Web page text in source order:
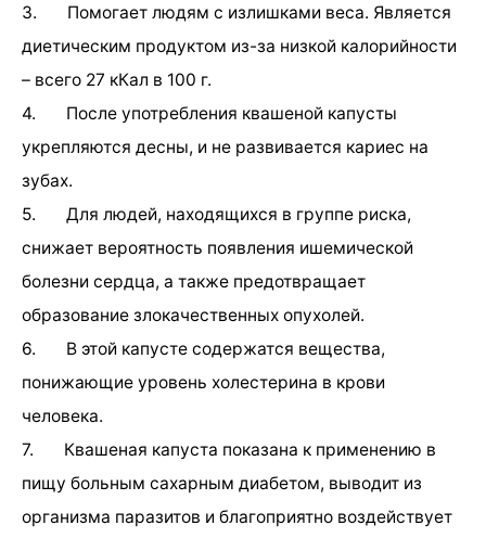
3. Помогает людям с излишками веса. Является
диетическим продуктом из-за низкой калорийности
– всего 27 кКал в 100 г.
4. После употребления квашеной капусты
укрепляются десны, и не развивается кариес на
зубах.
5. Для людей, находящихся в группе риска,
снижает вероятность появления ишемической
болезни сердца, а также предотвращает
образование злокачественных опухолей.
6. В этой капусте содержатся вещества,
понижающие уровень холестерина в крови
человека.
7. Квашеная капуста показана к применению в
пищу больным сахарным диабетом, выводит из
организма паразитов и благоприятно воздействует